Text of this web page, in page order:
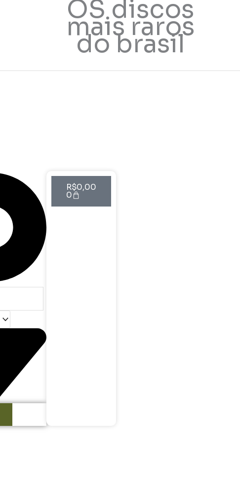
OS discos
mais raros
do brasil
R$0,00
0
Cart